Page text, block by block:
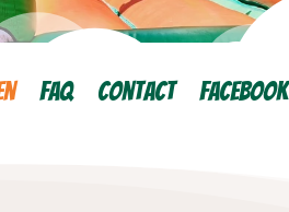
FAQ Contact Facebook